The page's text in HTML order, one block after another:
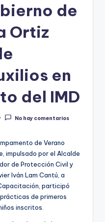
de
Ortiz
en
del IMD
No hay comentarios
de Verano
impulsado por el Alcalde
de Protección Civil y
Iván Lam Cantú, a
participó
de primeros
inscritos.